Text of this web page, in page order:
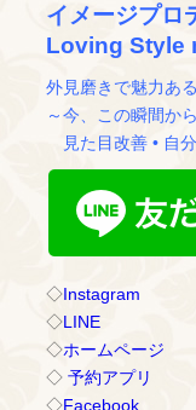
イメージプロ
Loving Style
外見磨きで魅力あ
～今、この瞬間か
見た目改善 • 自
◇Instagram
◇LINE
◇ホームページ
◇ 予約アプリ
◇Facebook